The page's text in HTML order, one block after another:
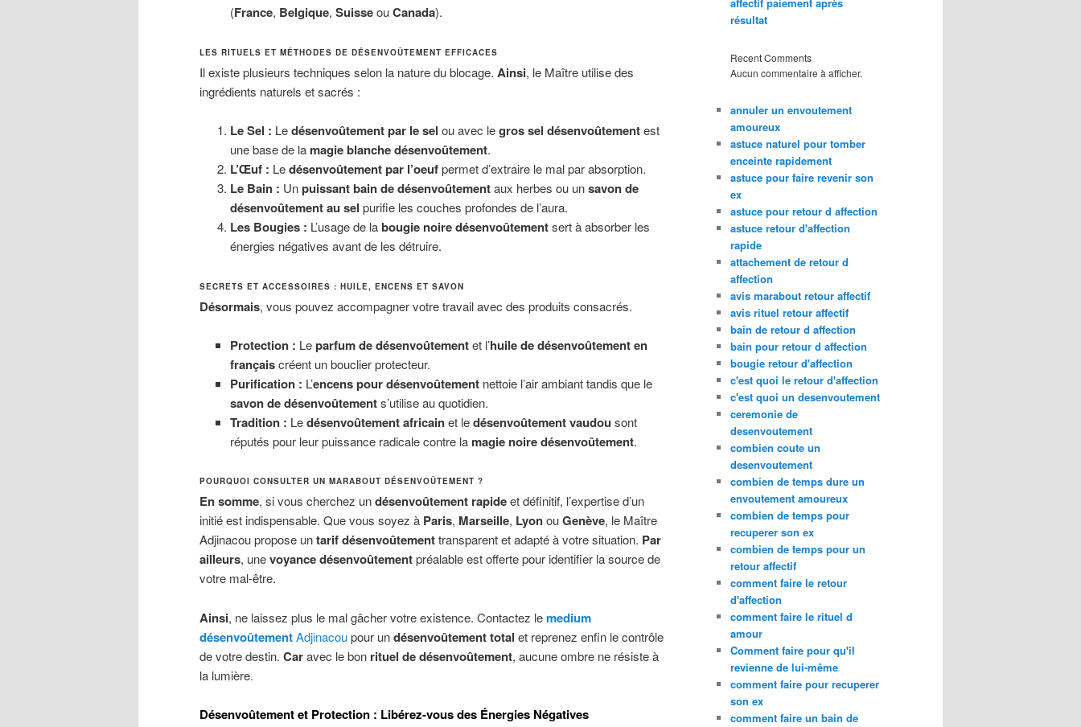
(France, Belgique, SuisseouCanada).
LES RITUELS ET MÉTHODES DE DÉSENVOÛTEMENT EFFICACES
Il existe plusieurs techniques selon la nature du blocage. Ainsi, le Maître utilise des
ingrédients naturels et sacrés :
Le Sel : Ledésenvoûtement par le sel ou avec legros sel désenvoûtementest
une base de la magie blanche désenvoûtement.
L’Œuf : Ledésenvoûtement par l’oeufpermet d’extraire le mal par absorption.
Le Bain : Unpuissant bain de désenvoûtementaux herbes ou unsavon de
désenvoûtement au sel purifie les couches profondes de l’aura.
Les Bougies : L’usage de labougie noire désenvoûtementsert à absorber les
énergies négatives avant de les détruire.
SECRETS ET ACCESSOIRES : HUILE, ENCENS ET SAVON
Désormais, vous pouvez accompagner votre travail avec des produits consacrés.
Protection : Leparfum de désenvoûtementet l’huile de désenvoûtement en
françaiscréent un bouclier protecteur.
Purification : L’encens pour désenvoûtementnettoie l’air ambiant tandis que le
savon de désenvoûtements’utilise au quotidien.
Tradition : Ledésenvoûtement africainet ledésenvoûtement vaudou sont
réputés pour leur puissance radicale contre la magie noire désenvoûtement.
POURQUOI CONSULTER UN MARABOUT DÉSENVOÛTEMENT ?
En somme, si vous cherchez undésenvoûtement rapideet définitif, l’expertise d’un
initié est indispensable. Que vous soyez à Paris, Marseille, LyonouGenève, le Maître
Adjinacou propose untarif désenvoûtementtransparent et adapté à votre situation. Par
ailleurs, unevoyance désenvoûtementpréalable est offerte pour identifier la source de
votre mal-être.
Ainsi, ne laissez plus le mal gâcher votre existence. Contactez lemedium
désenvoûtementAdjinacoupour undésenvoûtement total et reprenez enfin le contrôle
de votre destin. Caravec le bon rituel de désenvoûtement, aucune ombre ne résiste à
la lumière.
Désenvoûtement et Protection : Libérez-vous des Énergies Négatives
résultat
Recent Comments
Aucun commentaire à afficher.
annuler un envoutement
amoureux
astuce naturel pour tomber
enceinte rapidement
astuce pour faire revenir son
ex
astuce pour retour d affection
astuce retour d'affection
rapide
attachement de retour d
affection
avis marabout retour affectif
avis rituel retour affectif
bain de retour d affection
bain pour retour d affection
bougie retour d'affection
c'est quoi le retour d'affection
c'est quoi un desenvoutement
ceremonie de
desenvoutement
combien coute un
desenvoutement
combien de temps dure un
envoutement amoureux
combien de temps pour
recuperer son ex
combien de temps pour un
retour affectif
comment faire le retour
d'affection
comment faire le rituel d
amour
Comment faire pour qu'il
revienne de lui-même
comment faire pour recuperer
son ex
comment faire un bain de